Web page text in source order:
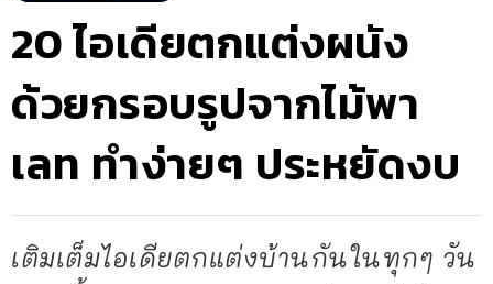
20 ไอเดียตกแต่งผนัง
ด้วยกรอบรูปจากไม้พา
เลท ทำง่ายๆ ประหยัดงบ
เติมเต็มไอเดียตกแต่งบ้านกันในทุกๆ วัน